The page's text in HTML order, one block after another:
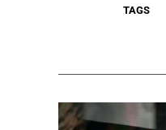
TAGS